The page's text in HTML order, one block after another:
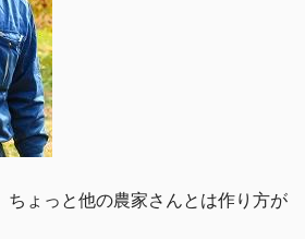
ちょっと他の農家さんとは作り方が